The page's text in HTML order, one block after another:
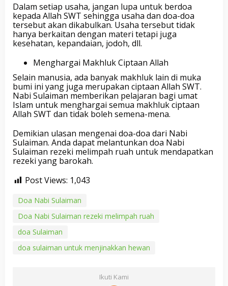
Dalam setiap usaha, jangan lupa untuk berdoa
kepada Allah SWT sehingga usaha dan doa-doa
tersebut akan dikabulkan. Usaha tersebut tidak
hanya berkaitan dengan materi tetapi juga
kesehatan, kepandaian, jodoh, dll.
Menghargai Makhluk Ciptaan Allah
Selain manusia, ada banyak makhluk lain di muka
bumi ini yang juga merupakan ciptaan Allah SWT.
Nabi Sulaiman memberikan pelajaran bagi umat
Islam untuk menghargai semua makhluk ciptaan
Allah SWT dan tidak boleh semena-mena.
Demikian ulasan mengenai doa-doa dari Nabi
Sulaiman. Anda dapat melantunkan doa Nabi
Sulaiman rezeki melimpah ruah untuk mendapatkan
rezeki yang barokah.
Post Views: 1,043
Doa Nabi Sulaiman
Doa Nabi Sulaiman rezeki melimpah ruah
doa Sulaiman
doa sulaiman untuk menjinakkan hewan
Ikuti Kami